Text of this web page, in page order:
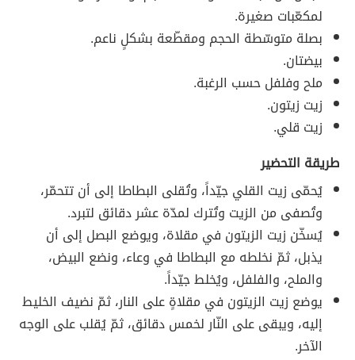
لمكعّبات صغيرة.
بصلة متوسّطة الحجم ومقطّعة بشكلٍ ناعم.
بيضتان.
ملح وفلفل حسب الرغبة.
زيت زيتون.
زيت قلي.
طريقة التحضير
يُحمّى زيت القلي جيّداً، وتُقلى البطاطا إلى أن تتحمّر،
وتُصفى من الزيت وتُترك لمدّة عشر دقائق لتبرد.
يُسخّن زيت الزيتون في مقلاة، ويوضع البصل إلى أن
يذبل، ثمّ نخلطه مع البطاطا في وعاء، ونضع البيض،
والملح، والفلفل، ويُخلط جيّداً.
يوضع زيت الزيتون في مقلاةٍ على النار، ثمّ نضيف الخليط
إليه، ويبقى على النّار لخمس دقائق، ثمّ يُقلب على الوجه
الآخر.